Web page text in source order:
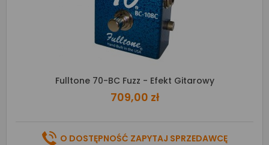
Fulltone 70-BC Fuzz - Efekt Gitarowy
709,00 zł
O DOSTĘPNOŚĆ ZAPYTAJ SPRZEDAWCĘ